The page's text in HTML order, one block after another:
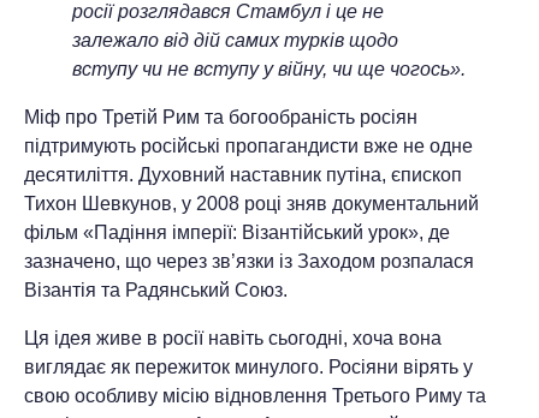
росії розглядався Стамбул і це не
залежало від дій самих турків щодо
вступу чи не вступу у війну, чи ще чогось».
Міф про Третій Рим та богообраність росіян
підтримують російські пропагандисти вже не одне
десятиліття. Духовний наставник путіна, єпископ
Тихон Шевкунов, у 2008 році зняв документальний
фільм «Падіння імперії: Візантійський урок», де
зазначено, що через зв’язки із Заходом розпалася
Візантія та Радянський Союз.
Ця ідея живе в росії навіть сьогодні, хоча вона
виглядає як пережиток минулого. Росіяни вірять у
свою особливу місію відновлення Третього Риму та